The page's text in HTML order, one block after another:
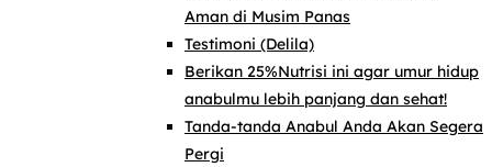
Aman di Musim Panas
Testimoni (Delila)
Berikan 25%Nutrisi ini agar umur hidup
anabulmu lebih panjang dan sehat!
Tanda-tanda Anabul Anda Akan Segera
Pergi